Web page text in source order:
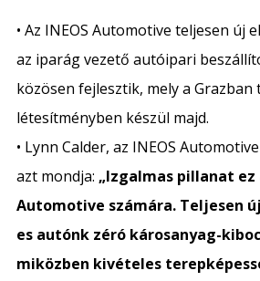
• Az INEOS Automotive teljesen új
az iparág vezető autóipari
közösen fejlesztik, mely a
létesítményben készül majd.
• Lynn Calder, az INEOS
azt mondja: „Izgalmas pillanat ez
Automotive számára. Teljesen
es autónk zéró károsanyag-
miközben kivételes